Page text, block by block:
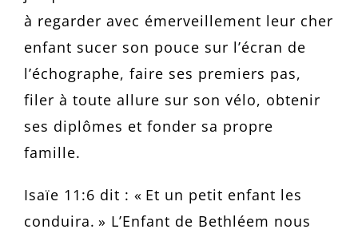
à regarder avec émerveillement leur cher
enfant sucer son pouce sur l’écran de
l’échographe, faire ses premiers pas,
filer à toute allure sur son vélo, obtenir
ses diplômes et fonder sa propre
famille.
Isaïe 11:6 dit : « Et un petit enfant les
conduira. » L’Enfant de Bethléem nous